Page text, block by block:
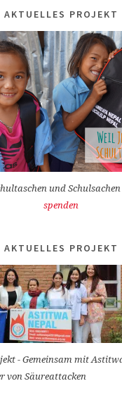
AKTUELLES PROJEKT
und
spenden
AKTUELLES PROJEKT
- Gemeinsam mit
von Säureattacken